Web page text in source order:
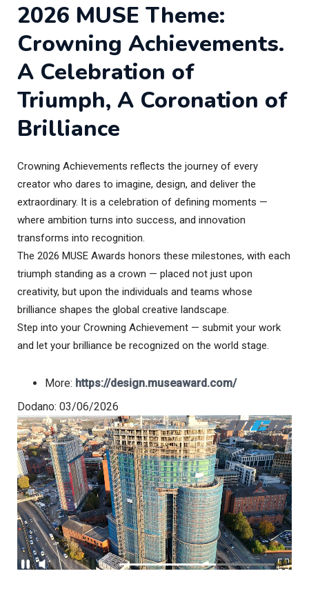
2026 MUSE Theme:
Crowning Achievements.
A Celebration of
Triumph, A Coronation of
Brilliance
Crowning Achievements reflects the journey of every
creator who dares to imagine, design, and deliver the
extraordinary. It is a celebration of defining moments —
where ambition turns into success, and innovation
transforms into recognition.
The 2026 MUSE Awards honors these milestones, with each
triumph standing as a crown — placed not just upon
creativity, but upon the individuals and teams whose
brilliance shapes the global creative landscape.
Step into your Crowning Achievement — submit your work
and let your brilliance be recognized on the world stage.
More: https://design.museaward.com/
Dodano: 03/06/2026